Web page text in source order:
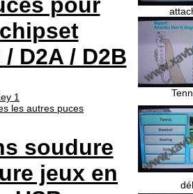
chipset
/ D2A / D2B
1
les autres puces
soudure
jeux en